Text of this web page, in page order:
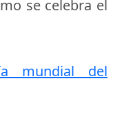
se celebra el
mundial del